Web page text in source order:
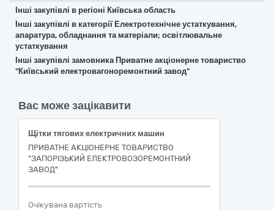
Інші закупівлі в регіоні Київська область
Інші закупівлі в категорії Електротехнічне устаткування,
апаратура, обладнання та матеріали; освітлювальне
устаткування
Інші закупівлі замовника Приватне акціонерне товариство
"Київський електровагоноремонтний завод"
Вас може зацікавити
Щітки тягових електричних машин
ПРИВАТНЕ АКЦІОНЕРНЕ ТОВАРИСТВО
"ЗАПОРІЗЬКИЙ ЕЛЕКТРОВОЗОРЕМОНТНИЙ
ЗАВОД"
Очікувана вартість